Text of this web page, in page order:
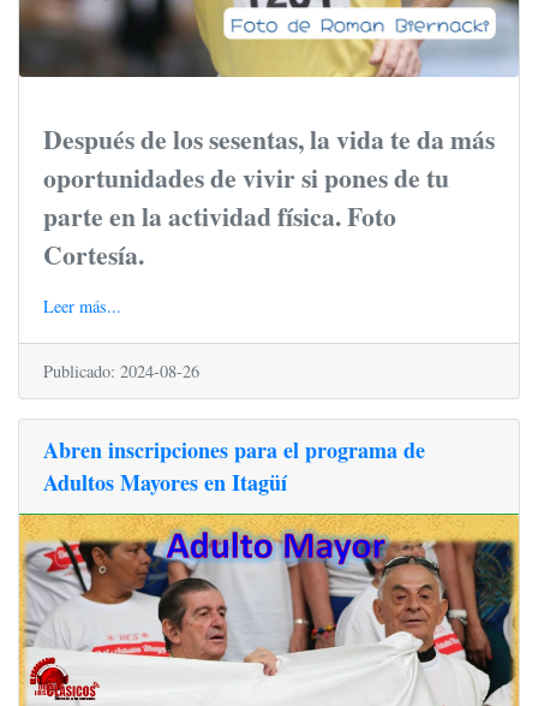
Después de los sesentas, la vida te da más
oportunidades de vivir si pones de tu
parte en la actividad física. Foto
Cortesía.
Leer más...
Publicado: 2024-08-26
Abren inscripciones para el programa de
Adultos Mayores en Itagüí